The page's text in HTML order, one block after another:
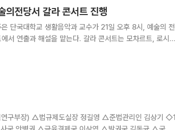
의전당서 갈라 콘서트 진행
단국대학교 생활음악과 교수가 21일 오후 8시, 예술의 전
맡는다. 갈라 콘서트는 모차르트, 로시
리코더’ 등의 주요
부장) △법규제도실장 정길영 △준법관리인 김상기 ◇1